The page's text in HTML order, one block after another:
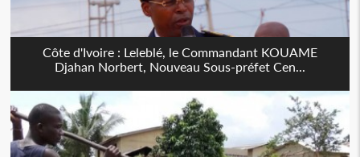
Côte d'Ivoire : Leleblé, le Commandant KOUAME
Djahan Norbert, Nouveau Sous-préfet Cen...